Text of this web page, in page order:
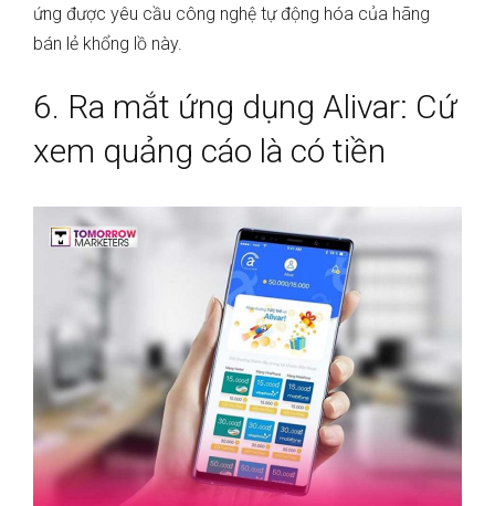
ứng được yêu cầu công nghệ tự động hóa của hãng
bán lẻ khổng lồ này.
6. Ra mắt ứng dụng Alivar: Cứ
xem quảng cáo là có tiền